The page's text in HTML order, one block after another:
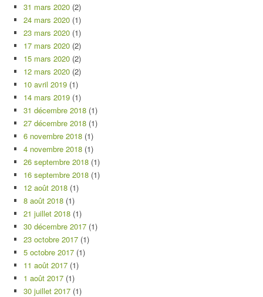
31 mars 2020 (2)
24 mars 2020 (1)
23 mars 2020 (1)
17 mars 2020 (2)
15 mars 2020 (2)
12 mars 2020 (2)
10 avril 2019 (1)
14 mars 2019 (1)
31 décembre 2018 (1)
27 décembre 2018 (1)
6 novembre 2018 (1)
4 novembre 2018 (1)
26 septembre 2018 (1)
16 septembre 2018 (1)
12 août 2018 (1)
8 août 2018 (1)
21 juillet 2018 (1)
30 décembre 2017 (1)
23 octobre 2017 (1)
5 octobre 2017 (1)
11 août 2017 (1)
1 août 2017 (1)
30 juillet 2017 (1)